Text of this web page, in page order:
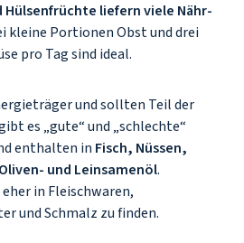
liefern viele Nähr-
kleine Portionen Obst und drei
pro Tag sind ideal.
und sollten Teil der
es „gute“ und „schlechte“
enthalten in Fisch, Nüssen,
und Leinsamenöl.
in Fleischwaren,
und Schmalz zu finden.